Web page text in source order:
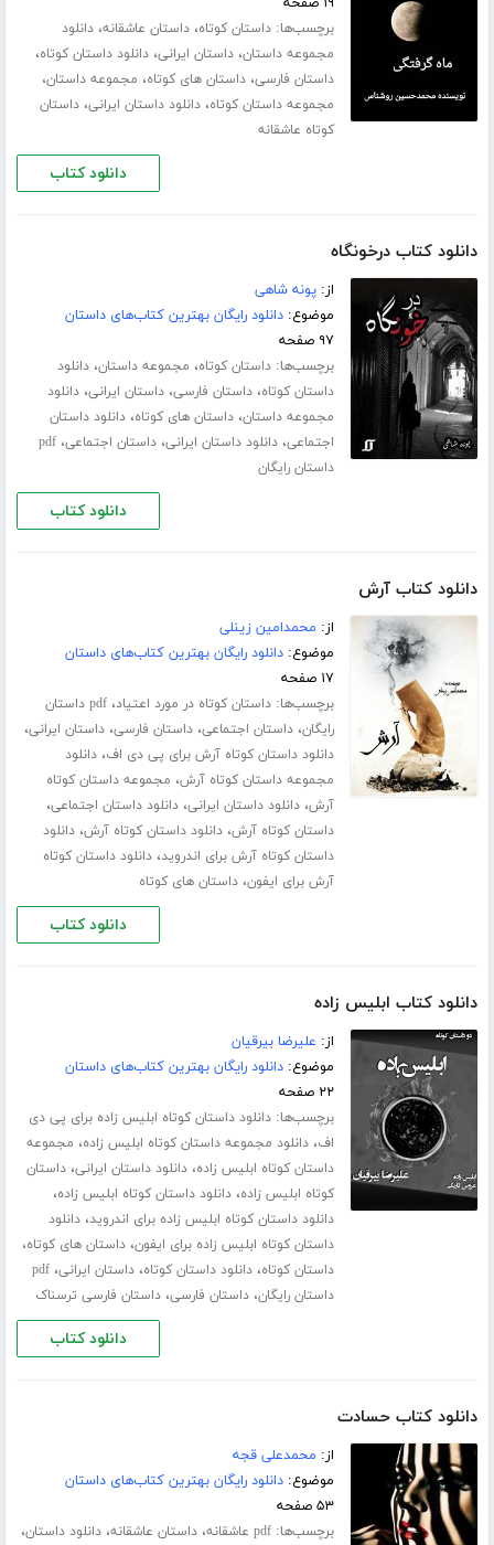
برچسب‌ها:داستان کوتاه،داستان عاشقانه،دانلود
مجموعه داستان،داستان ایرانی،دانلود داستان کوتاه،
داستان فارسی،داستان های کوتاه، مجموعه داستان،
مجموعه داستان کوتاه،دانلود داستان ایرانی،داستان
کوتاه عاشقانه
دانلود کتاب
دانلود کتاب درخونگاه
از:پونه شاهی
موضوع:دانلود رایگان بهترین کتاب‌های داستان
۹۷ صفحه
برچسب‌ها:داستان کوتاه، مجموعه داستان،دانلود
داستان کوتاه،داستان فارسی،داستان ایرانی،دانلود
مجموعه داستان،داستان های کوتاه،دانلود داستان
اجتماعی،دانلود داستان ایرانی،داستان اجتماعی،pdf
داستان رایگان
دانلود کتاب
دانلود کتاب آرش
از: محمدامین زینلی
موضوع:دانلود رایگان بهترین کتاب‌های داستان
۱۷ صفحه
برچسب‌ها:داستان کوتاه در مورد اعتیاد،
pdf داستان
رایگان،داستان اجتماعی،داستان فارسی،داستان ایرانی،
دانلود داستان کوتاه آرش برای پی دی اف،دانلود
مجموعه داستان کوتاه آرش، مجموعه داستان کوتاه
آرش،دانلود داستان ایرانی،دانلود داستان اجتماعی،
داستان کوتاه آرش،دانلود داستان کوتاه آرش،دانلود
داستان کوتاه آرش برای اندروید،دانلود داستان کوتاه
آرش برای ایفون،داستان های کوتاه
دانلود کتاب
دانلود کتاب ابلیس زاده
از: علیرضا بیرقیان
موضوع:دانلود رایگان بهترین کتاب‌های داستان
۲۲ صفحه
برچسب‌ها:دانلود داستان کوتاه ابلیس زاده برای پی دی
اف،دانلود مجموعه داستان کوتاه ابلیس زاده، مجموعه
داستان کوتاه ابلیس زاده،دانلود داستان ایرانی،داستان
کوتاه ابلیس زاده،دانلود داستان کوتاه ابلیس زاده،
دانلود داستان کوتاه ابلیس زاده برای اندروید،دانلود
داستان کوتاه ابلیس زاده برای ایفون،داستان های کوتاه،
داستان کوتاه،دانلود داستان کوتاه،داستان ایرانی،pdf
داستان رایگان،داستان فارسی،داستان فارسی ترسناک
دانلود کتاب
دانلود کتاب حسادت
از: محمدعلی قجه
موضوع:دانلود رایگان بهترین کتاب‌های داستان
۵۳ صفحه
برچسب‌ها:pdf عاشقانه ،داستان عاشقانه،دانلود داستان،